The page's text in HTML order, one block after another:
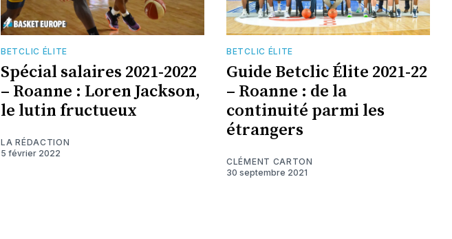
BETCLIC ÉLITE
Spécial salaires 2021-2022
– Roanne : Loren Jackson,
le lutin fructueux
LA RÉDACTION
5 février 2022
BETCLIC ÉLITE
Guide Betclic Élite 2021-22
– Roanne : de la
continuité parmi les
étrangers
CLÉMENT CARTON
30 septembre 2021